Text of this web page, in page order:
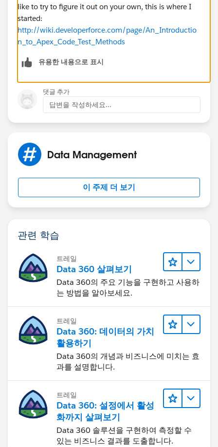
// System.debug('!!!!!@@@@@@@@@'+prn1);
// opplist.add(prn1. Opportunityid )
[Select Verified_Value__c from Opportunity where id=:
{
// System.debug('$$$$$$$$$$$$@@@@@@
@@@'+opp);
crr.add(opp.Verified_Value__c);
.Verified_Value__c
}
// System.debug('@@@@@@@@@'+crr);
}
for(integer i=0;i<crr.size();i++)
{
TotalAmt += crr[i];
like to try to figure it out on your own, this is where I
started:
http://wiki.developerforce.com/page/An_Introductio
n_to_Apex_Code_Test_Methods
유용한 내용으로 표시
댓글 추가
답변을 작성하세요...
Data Management
이 주제 더 보기
관련 학습
트레일
Data 360 살펴보기
Data 360의 주요 기능을 구현하고 사용하
는 방법을 알아보세요.
트레일
Data 360: 데이터의 가치
활용하기
Data 360의 개념과 비즈니스에 미치는 효
과를 설명합니다.
트레일
Data 360: 설정에서 활성
화까지 살펴보기
Data 360 솔루션을 구현하여 측정할 수
있는 비즈니스 결과를 도출합니다.